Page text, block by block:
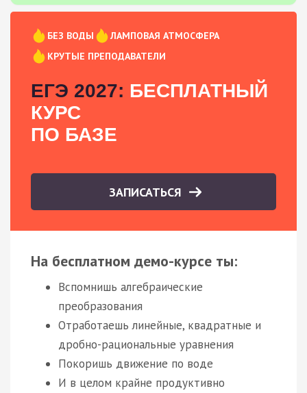
БЕЗ ВОДЫ
ЛАМПОВАЯ АТМОСФЕРА
КРУТЫЕ ПРЕПОДАВАТЕЛИ
ЕГЭ 2027: БЕСПЛАТНЫЙ
КУРС
ПО БАЗЕ
ЗАПИСАТЬСЯ
На бесплатном демо-курсе ты:
Вспомнишь алгебраические
преобразования
Отработаешь линейные, квадратные и
дробно-рациональные уравнения
Покоришь движение по воде
И в целом крайне продуктивно